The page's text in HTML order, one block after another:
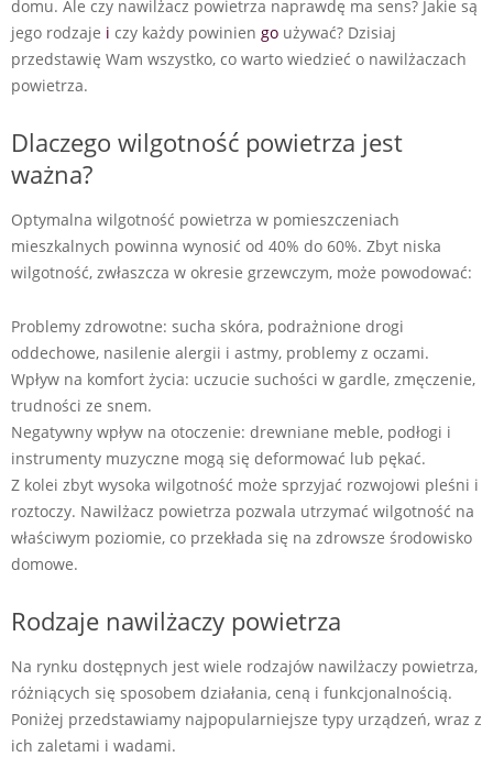
domu. Ale czy nawilżacz powietrza naprawdę ma sens? Jakie są
jego rodzaje i czy każdy powinien go używać? Dzisiaj
przedstawię Wam wszystko, co warto wiedzieć o nawilżaczach
powietrza.
Dlaczego wilgotność powietrza jest
ważna?
Optymalna wilgotność powietrza w pomieszczeniach
mieszkalnych powinna wynosić od 40% do 60%. Zbyt niska
wilgotność, zwłaszcza w okresie grzewczym, może powodować:
Problemy zdrowotne: sucha skóra, podrażnione drogi
oddechowe, nasilenie alergii i astmy, problemy z oczami.
Wpływ na komfort życia: uczucie suchości w gardle, zmęczenie,
trudności ze snem.
Negatywny wpływ na otoczenie: drewniane meble, podłogi i
instrumenty muzyczne mogą się deformować lub pękać.
Z kolei zbyt wysoka wilgotność może sprzyjać rozwojowi pleśni i
roztoczy. Nawilżacz powietrza pozwala utrzymać wilgotność na
właściwym poziomie, co przekłada się na zdrowsze środowisko
domowe.
Rodzaje nawilżaczy powietrza
Na rynku dostępnych jest wiele rodzajów nawilżaczy powietrza,
różniących się sposobem działania, ceną i funkcjonalnością.
Poniżej przedstawiamy najpopularniejsze typy urządzeń, wraz z
ich zaletami i wadami.